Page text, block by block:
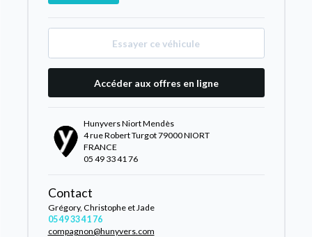
Essayer ce véhicule
Accéder aux offres en ligne
Hunyvers Niort Mendès
4 rue Robert Turgot 79000 NIORT
FRANCE
05 49 33 41 76
Contact
Grégory, Christophe et Jade
05 49 33 41 76
compagnon@hunyvers.com